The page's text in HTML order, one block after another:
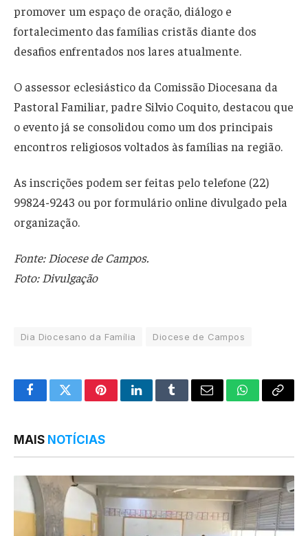
promover um espaço de oração, diálogo e
fortalecimento das famílias cristãs diante dos
desafios enfrentados nos lares atualmente.
O assessor eclesiástico da Comissão Diocesana da
Pastoral Familiar, padre Silvio Coquito, destacou que
o evento já se consolidou como um dos principais
encontros religiosos voltados às famílias na região.
As inscrições podem ser feitas pelo telefone (22)
99824-9243 ou por formulário online divulgado pela
organização.
Fonte: Diocese de Campos.
Foto: Divulgação
Dia Diocesano da Família Diocese de Campos
FacebookTwitterPinterestLinkedInTumblrEmail WhatsApp
Copy
MAIS NOTÍCIAS